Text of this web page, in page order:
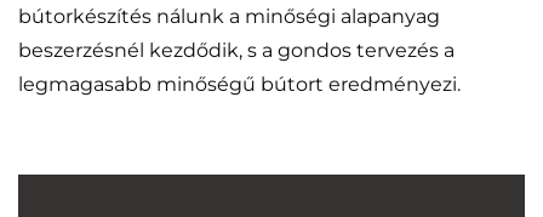
bútorkészítés nálunk a minőségi alapanyag
beszerzésnél kezdődik, s a gondos tervezés a
legmagasabb minőségű bútort eredményezi.